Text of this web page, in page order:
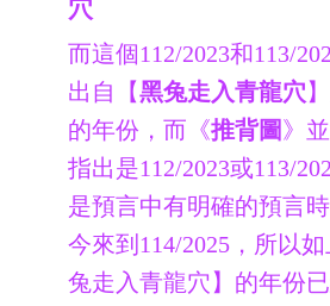
穴
而這個112/2023和113/
出自【黑兔走入青龍穴
的年份，而《推背圖》
指出是112/2023或113/
是預言中有明確的預言
今來到114/2025，所以
兔走入青龍穴】的年份